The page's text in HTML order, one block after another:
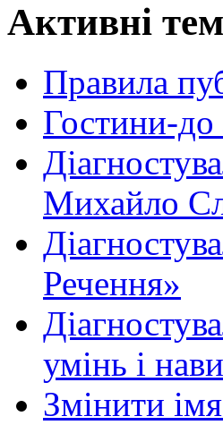
Активні
Правила
Гостини-до
Михайло
Речення»
умінь і
Змінити